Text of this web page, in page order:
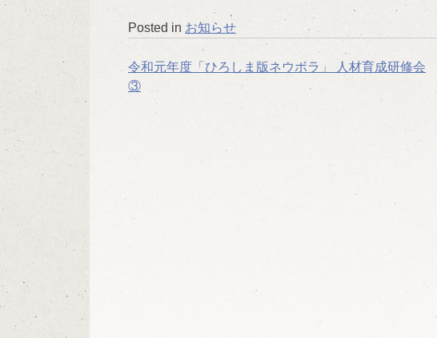
Posted in お知らせ
投
稿
ー
令和元年度「ひろしま版ネウボラ」 人材育成研修会
③